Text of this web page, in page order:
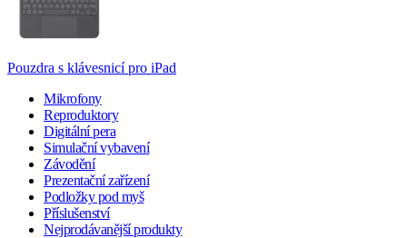
Pouzdra s klávesnicí pro iPad
Mikrofony
Reproduktory
Digitální pera
Simulační vybavení
Závodění
Prezentační zařízení
Podložky pod myš
Příslušenství
Nejprodávanější produkty